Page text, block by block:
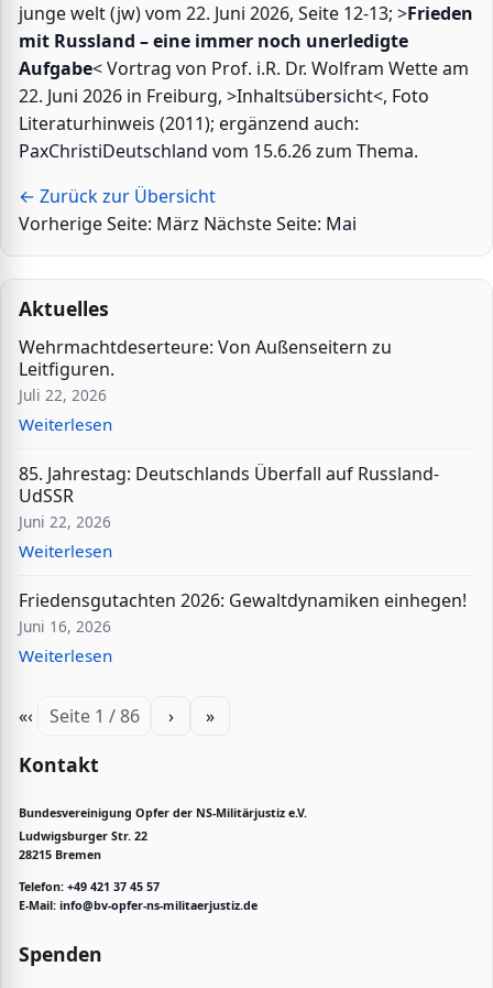
junge welt (jw) vom 22. Juni 2026, Seite 12-13; >Frieden
mit Russland – eine immer noch unerledigte
Aufgabe< Vortrag von Prof. i.R. Dr. Wolfram Wette am
22. Juni 2026 in Freiburg, >Inhaltsübersicht<, Foto
Literaturhinweis (2011); ergänzend auch:
PaxChristiDeutschland vom 15.6.26 zum Thema.
← Zurück zur Übersicht
Vorherige Seite: März Nächste Seite: Mai
Aktuelles
Wehrmachtdeserteure: Von Außenseitern zu
Leitfiguren.
Juli 22, 2026
Weiterlesen
85. Jahrestag: Deutschlands Überfall auf Russland-
UdSSR
Juni 22, 2026
Weiterlesen
Friedensgutachten 2026: Gewaltdynamiken einhegen!
Juni 16, 2026
Weiterlesen
«‹ Seite 1 / 86 › »
Kontakt
Bundesvereinigung Opfer der NS-Militärjustiz e.V.
Ludwigsburger Str. 22
28215 Bremen
Telefon: +49 421 37 45 57
E-Mail: info@bv-opfer-ns-militaerjustiz.de
Spenden